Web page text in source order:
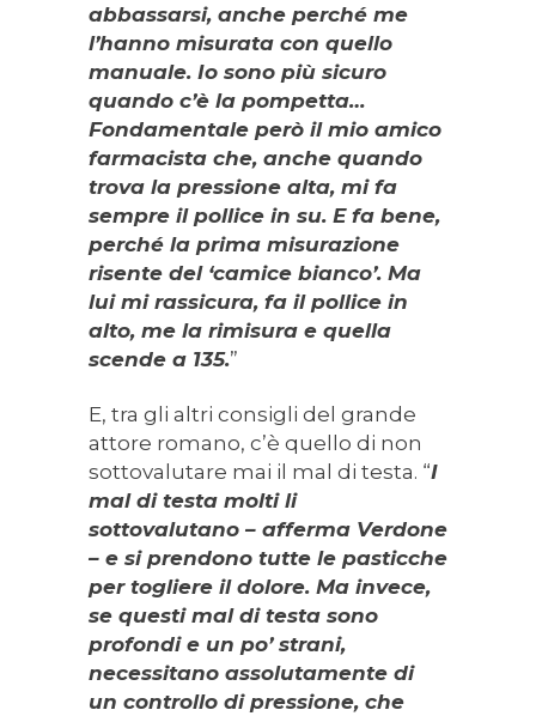
abbassarsi, anche perché me
l’hanno misurata con quello
manuale. Io sono più sicuro
quando c’è la pompetta…
Fondamentale però il mio amico
farmacista che, anche quando
trova la pressione alta, mi fa
sempre il pollice in su. E fa bene,
perché la prima misurazione
risente del ‘camice bianco’. Ma
lui mi rassicura, fa il pollice in
alto, me la rimisura e quella
scende a 135.”
E, tra gli altri consigli del grande
attore romano, c’è quello di non
sottovalutare mai il mal di testa. “I
mal di testa molti li
sottovalutano – afferma Verdone
– e si prendono tutte le pasticche
per togliere il dolore. Ma invece,
se questi mal di testa sono
profondi e un po’ strani,
necessitano assolutamente di
un controllo di pressione, che